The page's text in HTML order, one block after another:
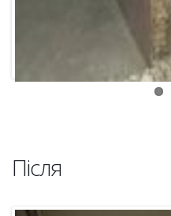
Після